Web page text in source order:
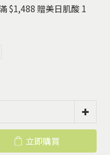
$1,488 贈美日肌酸 1
立即購買